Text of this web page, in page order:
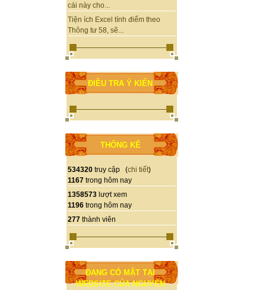
cái này cho...
Tiện ích Excel tính điểm theo
Thông tư 58, sẽ...
ĐIỀU TRA Ý KIẾN
THỐNG KÊ
534320 truy cập (chi tiết)
1167 trong hôm nay
1358573 lượt xem
1196 trong hôm nay
277 thành viên
ĐANG CÓ MẶT TẠI
WEBSITE CỦA NGUYỄN